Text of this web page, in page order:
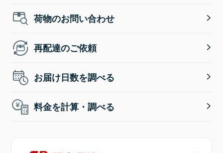
荷物のお問い合わせ
再配達のご依頼
お届け日数を調べる
料金を計算・調べる